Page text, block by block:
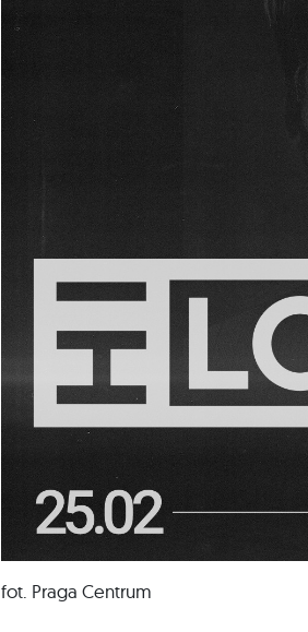
fot. Praga Centrum